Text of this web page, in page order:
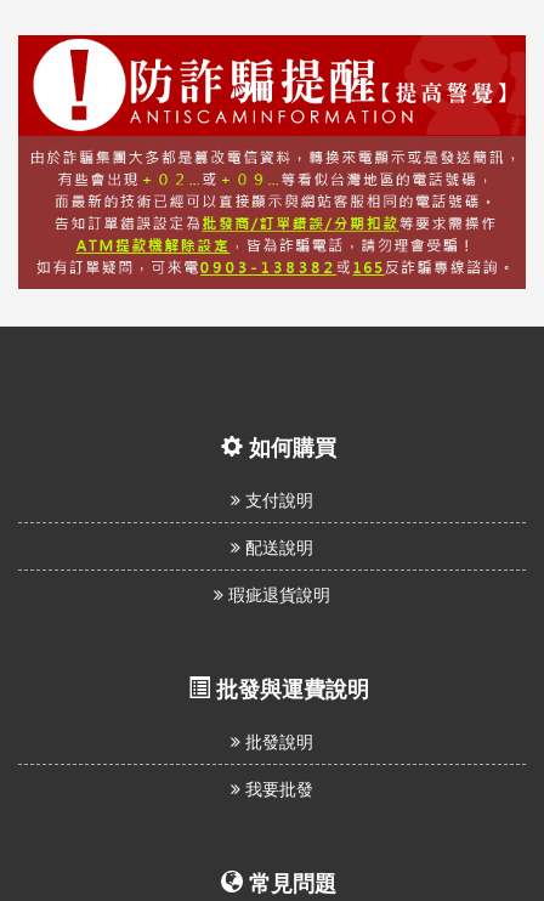
如何購買
支付說明
配送說明
瑕疵退貨說明
批發與運費說明
批發說明
我要批發
常見問題